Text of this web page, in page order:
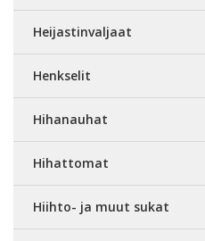
Heijastinvaljaat
Henkselit
Hihanauhat
Hihattomat
Hiihto- ja muut sukat